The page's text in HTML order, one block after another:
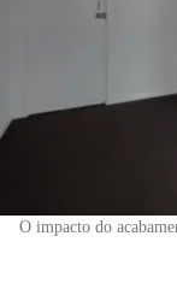
O impacto do